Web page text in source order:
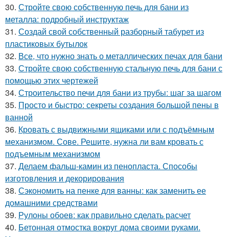
30. Стройте свою собственную печь для бани из
металла: подробный инструктаж
31. Создай свой собственный разборный табурет из
пластиковых бутылок
32. Все, что нужно знать о металлических печах для бани
33. Стройте свою собственную стальную печь для бани с
помощью этих чертежей
34. Строительство печи для бани из трубы: шаг за шагом
35. Просто и быстро: секреты создания большой пены в
ванной
36. Кровать с выдвижными ящиками или с подъёмным
механизмом. Сове. Решите, нужна ли вам кровать с
подъемным механизмом
37. Делаем фальш-камин из пенопласта. Способы
изготовления и декорирования
38. Сэкономить на пенке для ванны: как заменить ее
домашними средствами
39. Рулоны обоев: как правильно сделать расчет
40. Бетонная отмостка вокруг дома своими руками.